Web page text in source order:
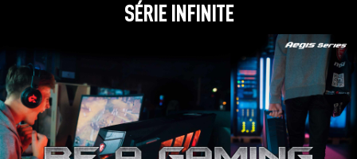
SÉRIE INFINITE